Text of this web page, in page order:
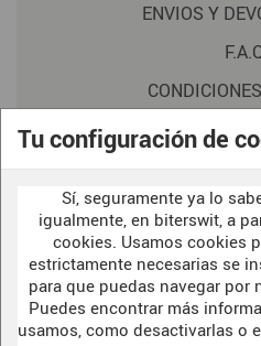
Tu configuración de
Sí, seguramente ya lo
igualmente, en biterswit, a
cookies. Usamos cookies
estrictamente necesarias se
para que puedas navegar por
Puedes encontrar más
usamos, como desactivarlas o
ENVIOS Y
POLITICA DE
AVISO
POLÍTICA
WELCOME
DARK